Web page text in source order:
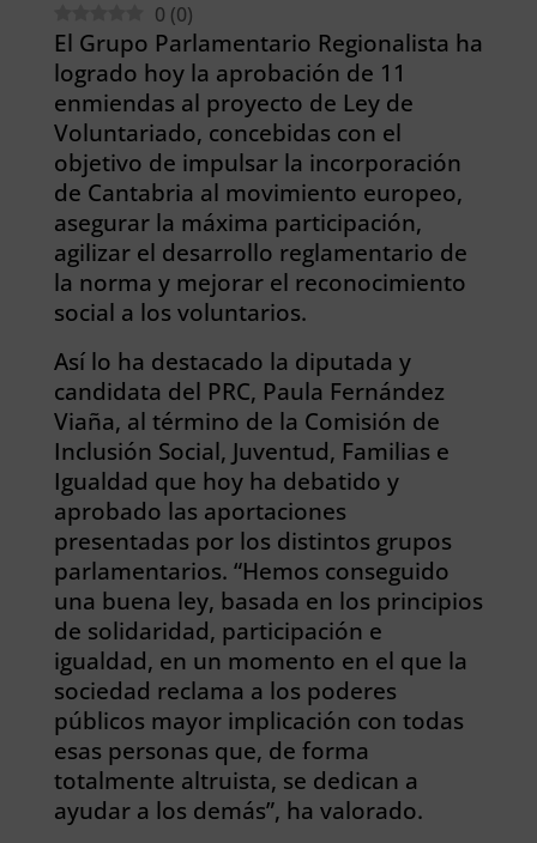
0 (0)
El Grupo Parlamentario Regionalista ha
logrado hoy la aprobación de 11
enmiendas al proyecto de Ley de
Voluntariado, concebidas con el
objetivo de impulsar la incorporación
de Cantabria al movimiento europeo,
asegurar la máxima participación,
agilizar el desarrollo reglamentario de
la norma y mejorar el reconocimiento
social a los voluntarios.
Así lo ha destacado la diputada y
candidata del PRC, Paula Fernández
Viaña, al término de la Comisión de
Inclusión Social, Juventud, Familias e
Igualdad que hoy ha debatido y
aprobado las aportaciones
presentadas por los distintos grupos
parlamentarios. “Hemos conseguido
una buena ley, basada en los principios
de solidaridad, participación e
igualdad, en un momento en el que la
sociedad reclama a los poderes
públicos mayor implicación con todas
esas personas que, de forma
totalmente altruista, se dedican a
ayudar a los demás”, ha valorado.